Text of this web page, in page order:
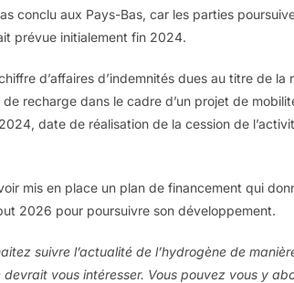
conclu aux Pays-Bas, car les parties
prévue initialement fin 2024.
d’affaires d’indemnités dues au titre de la
recharge dans le cadre d’un projet de
date de réalisation de la cession de
mis en place un plan de financement qui
2026 pour poursuivre son développement.
suivre l’actualité de l’hydrogène de
vous intéresser. Vous pouvez vous y